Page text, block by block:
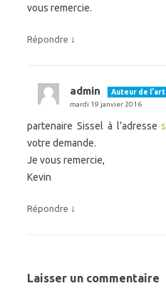
vous remercie.
Répondre ↓
admin
Auteur de
mardi 19 janvier 2016
partenaire Sissel à l’adresse
votre demande.
Je vous remercie,
Kevin
Répondre ↓
Laisser un commentaire